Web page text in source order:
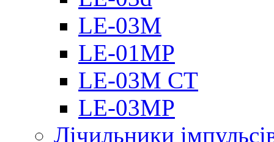
LE-03M
LE-01MP
LE-03M CT
LE-03MP
Лічильники